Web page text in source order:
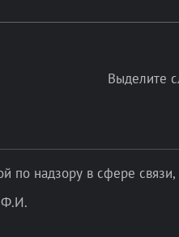
Выделите
по надзору в сфере связи,
Ф.И.